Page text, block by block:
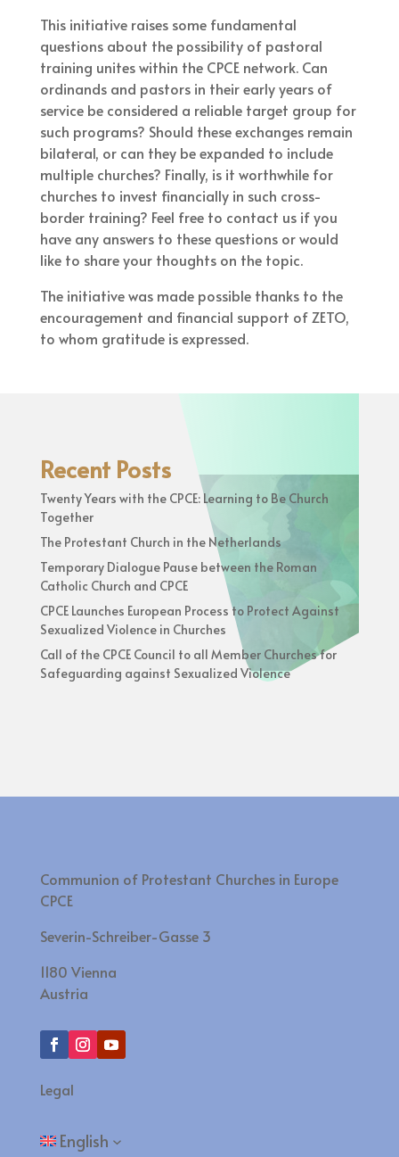
This initiative raises some fundamental
questions about the possibility of pastoral
training unites within the CPCE network. Can
ordinands and pastors in their early years of
service be considered a reliable target group for
such programs? Should these exchanges remain
bilateral, or can they be expanded to include
multiple churches? Finally, is it worthwhile for
churches to invest financially in such cross-
border training? Feel free to contact us if you
have any answers to these questions or would
like to share your thoughts on the topic.
The initiative was made possible thanks to the
encouragement and financial support of ZETO,
to whom gratitude is expressed.
Recent Posts
Twenty Years with the CPCE: Learning to Be Church
Together
The Protestant Church in the Netherlands
Temporary Dialogue Pause between the Roman
Catholic Church and CPCE
CPCE Launches European Process to Protect Against
Sexualized Violence in Churches
Call of the CPCE Council to all Member Churches for
Safeguarding against Sexualized Violence
Communion of Protestant Churches in Europe
CPCE
Severin-Schreiber-Gasse 3
1180 Vienna
Austria
Legal
English